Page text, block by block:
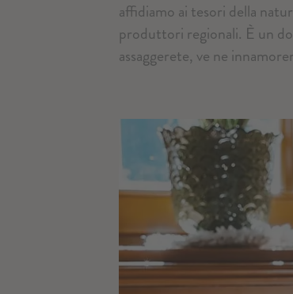
affidiamo ai tesori della
produttori regionali. È un
assaggerete, ve ne